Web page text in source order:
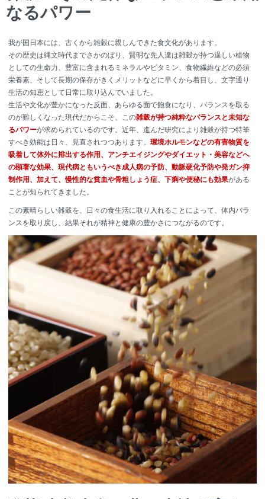
なるパワー
我が国日本には、古くから雑穀に親しんできた食文化があります。
その歴史は縄文時代までさかのぼり、賢明な先人達は雑穀が持つ逞しい植物
としての生命力、豊富に含まれるミネラルやビタミン、食物繊維などの必須
栄養素、そして長期の保存がきくメリットなどに早くから着目し、文字通り
生活の知恵として日常に取り込んでいました。
生活や文化が豊かになった反面、あらゆる面で飽食になり、バランスを取る
のが難しくなった現代だからこそ、この雑穀が持つ純粋なバランスと未知な
るパワーが求められているのです。近年、進んだ研究により雑穀が持つ特筆
すべき効能は日々、見直されつつあります。環境ホルモンなどの有害物質を
吸着して体外に排出する作用、アンチエイジングやダイエット・美容などへ
の顕著な効果、現代病ともいうべき成人病の予防、動脈硬化予防や発ガン抑
制作用、加えて、慢性的な貧血や骨粗しょう症、下痢や便秘にも効果がある
ことが知られてきました。
この素晴らしい雑穀を、日々の食生活に取り入れることによって、体内バラ
ンスを取り戻し、結果それが精神と健康の豊かさにつながるのです。